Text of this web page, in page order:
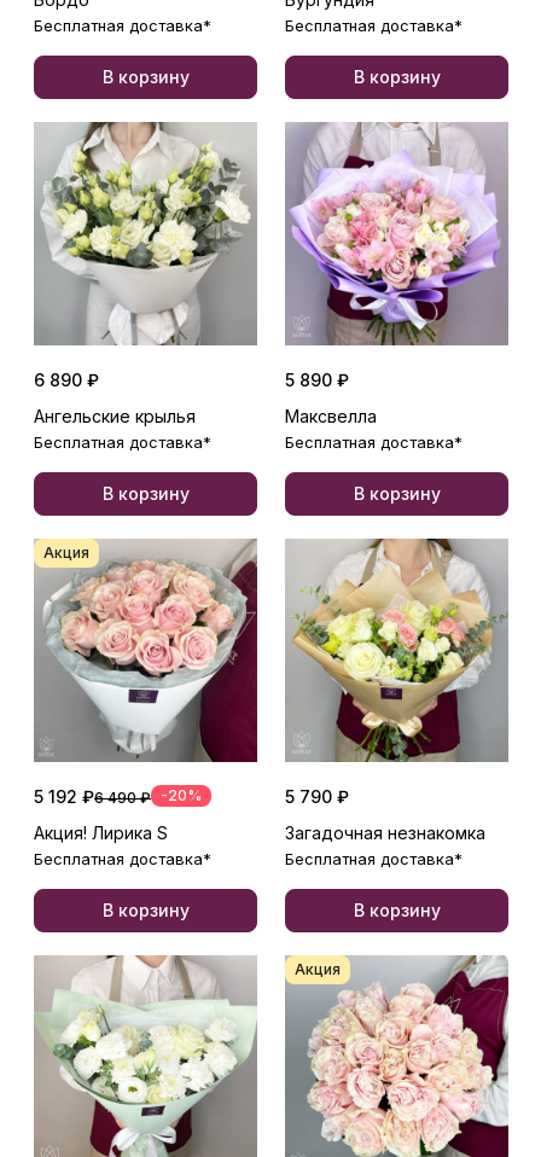
Бесплатная доставка*
В корзину
Бесплатная доставка*
В корзину
6 890 ₽
Ангельские крылья
Бесплатная доставка*
В корзину
5 890 ₽
Максвелла
Бесплатная доставка*
В корзину
Акция
5 192 ₽6 490 ₽ -20%
Акция! Лирика S
Бесплатная доставка*
В корзину
5 790 ₽
Загадочная незнакомка
Бесплатная доставка*
В корзину
Акция